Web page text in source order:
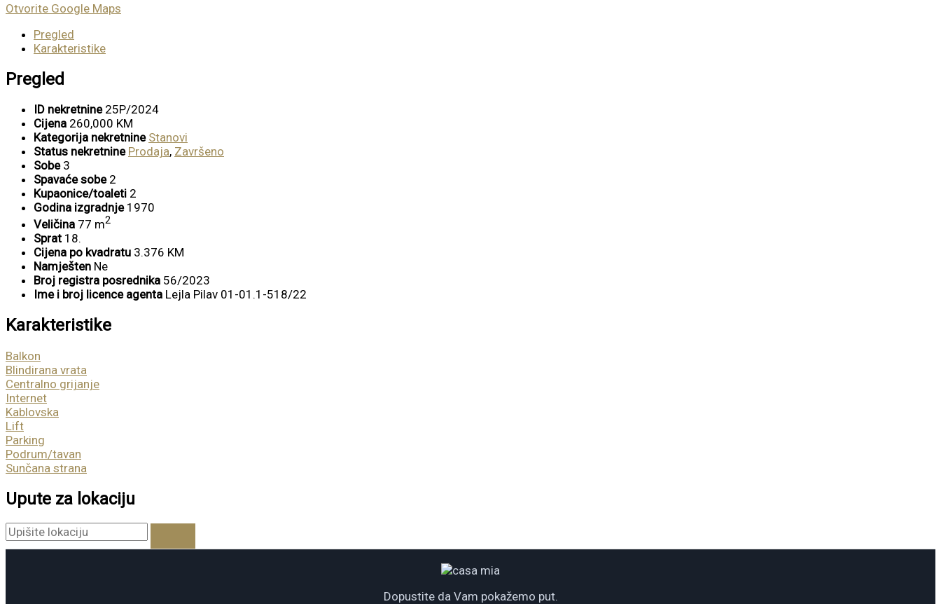
Otvorite Google Maps
Pregled
Karakteristike
Pregled
ID nekretnine 25P/2024
Cijena 260,000 KM
Kategorija nekretnine Stanovi
Status nekretnine Prodaja, Završeno
Sobe 3
Spavaće sobe 2
Kupaonice/toaleti 2
Godina izgradnje 1970
Veličina 77 m2
Sprat 18.
Cijena po kvadratu 3.376 KM
Namješten Ne
Broj registra posrednika 56/2023
Ime i broj licence agenta Lejla Pilav 01-01.1-518/22
Karakteristike
Balkon
Blindirana vrata
Centralno grijanje
Internet
Kablovska
Lift
Parking
Podrum/tavan
Sunčana strana
Upute za lokaciju
Dopustite da Vam pokažemo put.